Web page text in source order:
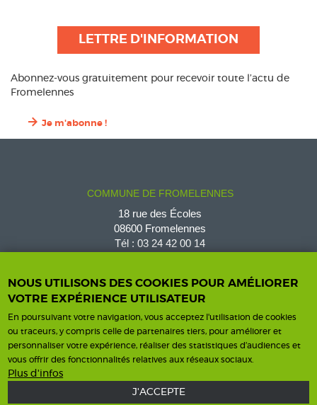
LETTRE D'INFORMATION
Abonnez-vous gratuitement pour recevoir toute l’actu de
Fromelennes
Je m'abonne !
COMMUNE DE FROMELENNES
18 rue des Écoles
08600 Fromelennes
Tél : 03 24 42 00 14
Contact
Horaires
Horaires d'ouverture
NOUS UTILISONS DES COOKIES POUR AMÉLIORER
VOTRE EXPÉRIENCE UTILISATEUR
En poursuivant votre navigation, vous acceptez l'utilisation de cookies
ou traceurs, y compris celle de partenaires tiers, pour améliorer et
personnaliser votre expérience, réaliser des statistiques d’audiences et
vous offrir des fonctionnalités relatives aux réseaux sociaux.
Plus d'infos
J'ACCEPTE